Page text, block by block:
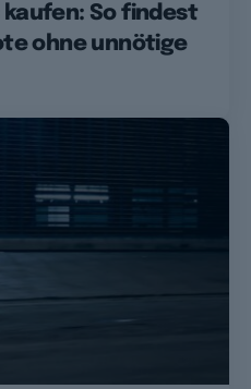
So findest
ohne unnötige